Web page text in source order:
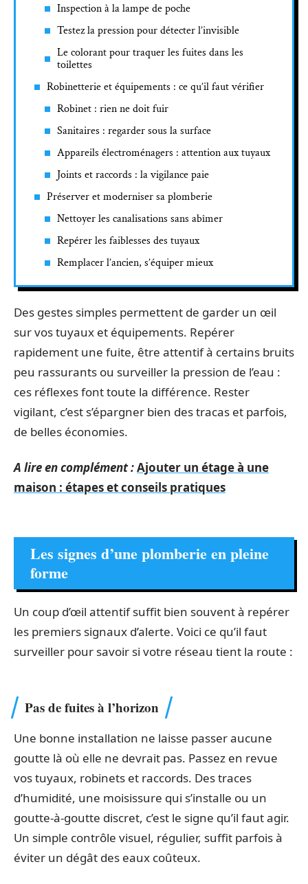
Inspection à la lampe de poche
Testez la pression pour détecter l’invisible
Le colorant pour traquer les fuites dans les
toilettes
Robinetterie et équipements : ce qu’il faut vérifier
Robinet : rien ne doit fuir
Sanitaires : regarder sous la surface
Appareils électroménagers : attention aux tuyaux
Joints et raccords : la vigilance paie
Préserver et moderniser sa plomberie
Nettoyer les canalisations sans abîmer
Repérer les faiblesses des tuyaux
Remplacer l’ancien, s’équiper mieux
Des gestes simples permettent de garder un œil
sur vos tuyaux et équipements. Repérer
rapidement une fuite, être attentif à certains bruits
peu rassurants ou surveiller la pression de l’eau :
ces réflexes font toute la différence. Rester
vigilant, c’est s’épargner bien des tracas et parfois,
de belles économies.
A lire en complément :Ajouter un étage à une
maison : étapes et conseils pratiques
Les signes d’une plomberie en pleine
forme
Un coup d’œil attentif suffit bien souvent à repérer
les premiers signaux d’alerte. Voici ce qu’il faut
surveiller pour savoir si votre réseau tient la route :
Pas de fuites à l’horizon
Une bonne installation ne laisse passer aucune
goutte là où elle ne devrait pas. Passez en revue
vos tuyaux, robinets et raccords. Des traces
d’humidité, une moisissure qui s’installe ou un
goutte-à-goutte discret, c’est le signe qu’il faut agir.
Un simple contrôle visuel, régulier, suffit parfois à
éviter un dégât des eaux coûteux.